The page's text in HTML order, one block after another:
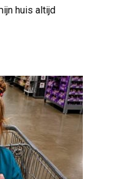
huis altijd